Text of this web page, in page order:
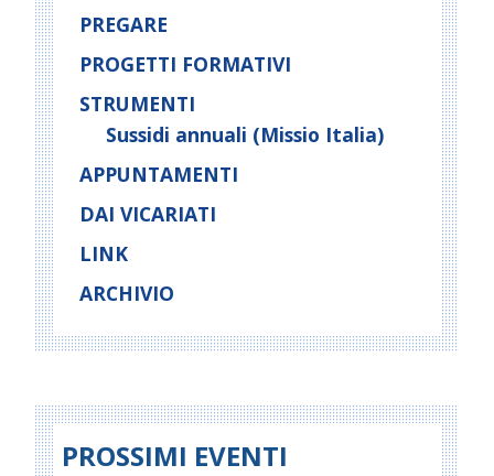
PREGARE
PROGETTI FORMATIVI
STRUMENTI
Sussidi annuali (Missio Italia)
APPUNTAMENTI
DAI VICARIATI
LINK
ARCHIVIO
PROSSIMI EVENTI